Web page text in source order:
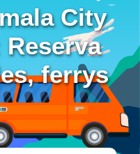
City
ferrys